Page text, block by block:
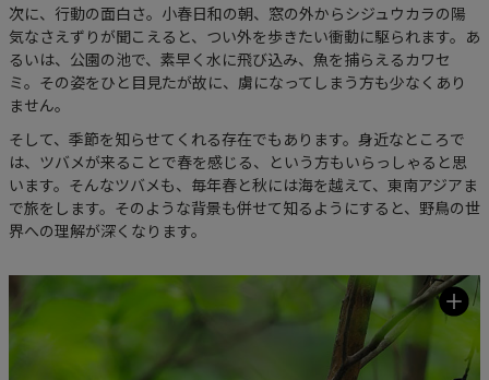
次に、行動の面白さ。小春日和の朝、窓の外からシジュウカラの陽
気なさえずりが聞こえると、つい外を歩きたい衝動に駆られます。あ
るいは、公園の池で、素早く水に飛び込み、魚を捕らえるカワセ
ミ。その姿をひと目見たが故に、虜になってしまう方も少なくあり
ません。
そして、季節を知らせてくれる存在でもあります。身近なところで
は、ツバメが来ることで春を感じる、という方もいらっしゃると思
います。そんなツバメも、毎年春と秋には海を越えて、東南アジアま
で旅をします。そのような背景も併せて知るようにすると、野鳥の世
界への理解が深くなります。